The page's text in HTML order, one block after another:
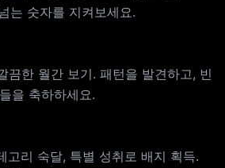
는 숫자를 지켜보세요.
끔한 월간 보기. 패턴을 발견하고, 빈
을 축하하세요.
고리 숙달, 특별 성취로 배지 획득.